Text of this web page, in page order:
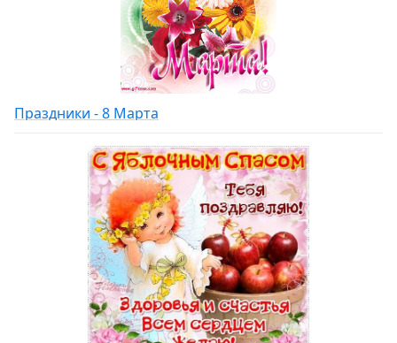
Праздники - 8 Марта